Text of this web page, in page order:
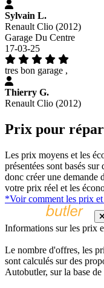
Sylvain L.
Renault Clio (2012)
Garage Du Centre
17-03-25
tres bon garage ,
Thierry G.
Renault Clio (2012)
Prix pour
Les prix moyens et les
présentées sont basés
donc créer une demande
votre prix réel et les
*Voir comment les prix
Informations sur les prix
Le nombre d'offres, les
sont calculés sur des
Autobutler, sur la base